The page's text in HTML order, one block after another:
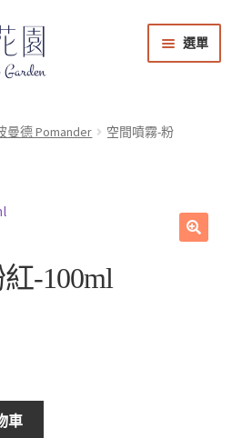
選單
曼德 Pomander
空間噴霧-粉
-100ml
車